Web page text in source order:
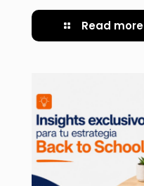
Read more